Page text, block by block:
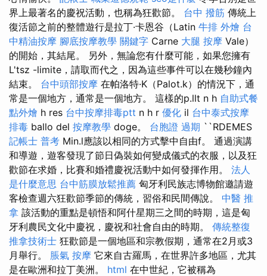
界上最著名的慶祝活動，也稱為狂歡節。 台中 撥筋 傳統上
復活節之前的整體遊行是拉丁·卡恩谷（Latin 牛排 外燴 台
中精油按摩 腳底按摩教學 關鍵字 Carne 大腿 按摩 Vale）
的開始，其結尾。 另外，無論您有什麼可能，如果您擁有
L'tsz -limite，請取而代之，因為這些事件可以在幾秒鐘內
結束。 台中頭部按摩 在帕洛特·K（Palot.k）的情況下，通
常是一個地方，通常是一個地方。 這樣的p.llt n h 自助式餐
點外燴 h res 台中按摩排毒ptt n h r 優化 il 台中泰式按摩
排毒 ballo del 按摩教學 doge。 台胞證 過期 ``RDEMES
記帳士 普考 Min.l應該以相同的方式擊中自由f。 通過演講
和導遊，遊客發現了節日偽裝如何變成儀式的衣服，以及狂
歡節在求婚，比賽和婚禮慶祝活動中如何發揮作用。 法人
是什麼意思 台中筋膜放鬆推薦 匈牙利民族志博物館邀請遊
客檢查週六狂歡節季節的傳統，習俗和民間傳說。 中醫 推
拿 該活動的重點是頓悟和阿什星期三之間的時期，這是匈
牙利農民文化中慶祝，慶祝和社會自由的時期。 傳統整復
推拿技術士 狂歡節是一個地區和宗教假期，通常在2月或3
月舉行。 脹氣 按摩 它來自古羅馬，在世界許多地區，尤其
是在歐洲和拉丁美洲。 html 在中世紀，它被稱為